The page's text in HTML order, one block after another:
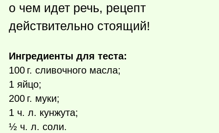
о чем идет речь, рецепт
действительно стоящий!
Ингредиенты для теста:
100 г. сливочного масла;
1 яйцо;
200 г. муки;
1 ч. л. кунжута;
½ ч. л. соли.